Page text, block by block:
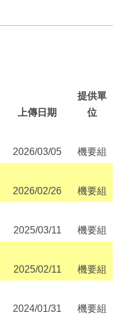
上傳日期
提供單
位
2026/03/05 機要組
2026/02/26 機要組
2025/03/11 機要組
2025/02/11 機要組
2024/01/31 機要組